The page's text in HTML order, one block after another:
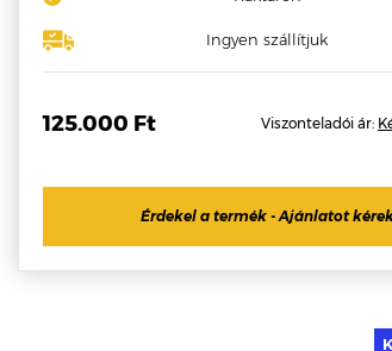
Ingyen szállítjuk
125.000 Ft Viszonteladói ár:
Érdekel a termék - Ajánlatot